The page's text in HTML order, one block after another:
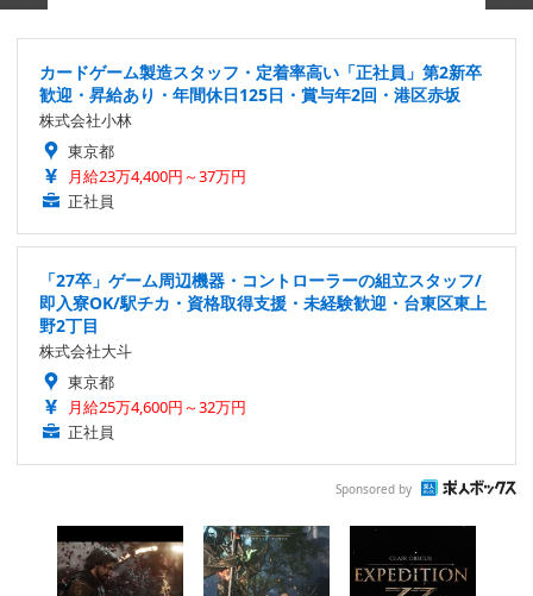
カードゲーム製造スタッフ・定着率高い「正社員」第2新卒
歓迎・昇給あり・年間休日125日・賞与年2回・港区赤坂
株式会社小林
東京都
月給23万4,400円～37万円
正社員
「27卒」ゲーム周辺機器・コントローラーの組立スタッフ/
即入寮OK/駅チカ・資格取得支援・未経験歓迎・台東区東上
野2丁目
株式会社大斗
東京都
月給25万4,600円～32万円
正社員
Sponsored by